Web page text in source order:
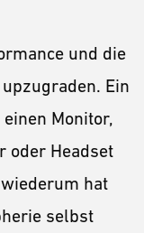
und die
Ein
Monitor,
oder Headset
hat
selbst